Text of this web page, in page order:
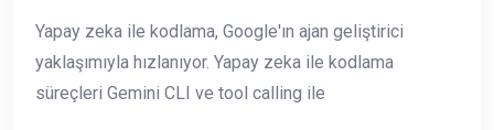
Yapay zeka ile kodlama, Google'ın ajan geliştirici
yaklaşımıyla hızlanıyor. Yapay zeka ile kodlama
süreçleri Gemini CLI ve tool calling ile